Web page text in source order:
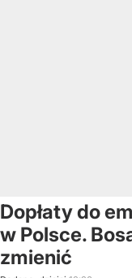
Dopłaty do
w Polsce.
zmienić